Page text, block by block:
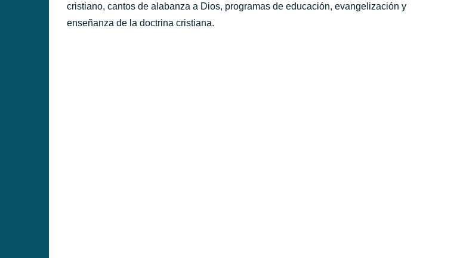
cristiano, cantos de alabanza a Dios, programas de educación, evangelización y
enseñanza de la doctrina cristiana.